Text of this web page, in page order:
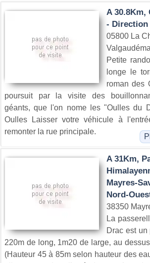
A 30.8Km,
- Direction
05800 La
Petite
longe le
roman des
poursuit par la visite des
géants, que l'on nome les "Oulles du
Oulles Laisser votre véhicule à
remonter la rue principale.
A 31Km,
Mayres-
Nord-
38350
La
Drac est
220m de long, 1m20 de large, au
(Hauteur 45 à 85m selon hauteur des